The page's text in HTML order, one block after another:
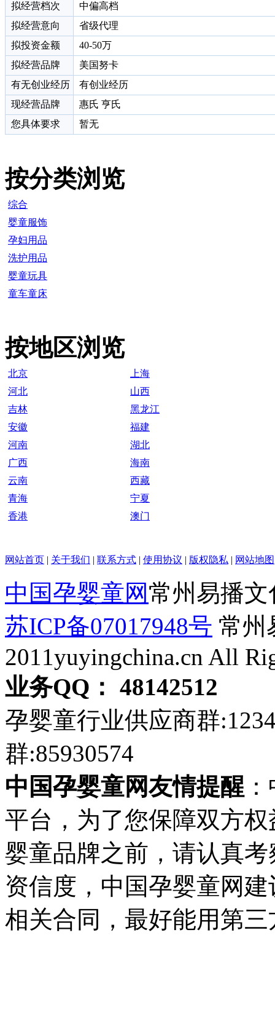
拟经营档次
中偏高档
拟经营意向
省级代理
拟投资金额
40-50万
拟经营品牌
美国努卡
有无创业经历
有创业经历
现经营品牌
惠氏 亨氏
您具体要求
暂无
按分类浏览
综合
婴童服饰
孕妇用品
洗护用品
婴童玩具
童车童床
按地区浏览
北京
上海
河北
山西
吉林
黑龙江
安徽
福建
河南
湖北
广西
海南
云南
西藏
青海
宁夏
香港
澳门
网站首页 | 关于我们 | 联系方式 | 使用协议 | 版权隐私 | 网站地图
中国孕婴童网常州易播
苏ICP备07017948号 常州
2011yuyingchina.cn All
业务QQ： 48142512
孕婴童行业供应商群
群:85930574
中国孕婴童网友情提醒
平台，为了您保障双方
婴童品牌之前，请认真
资信度，中国孕婴童网
相关合同，最好能用第